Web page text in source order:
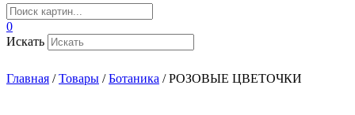
0
Искать
Главная /Товары /Ботаника /РОЗОВЫЕ ЦВЕТОЧКИ